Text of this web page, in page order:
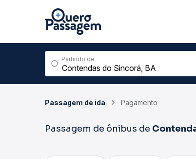
Partindo de
Passagem de ida Pagamento
Passagem de ônibus de